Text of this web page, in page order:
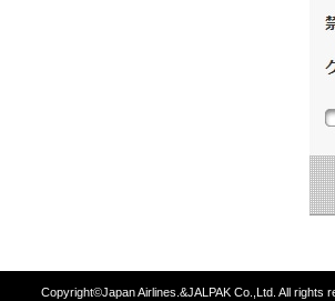
Copyright©Japan Airlines.&JALPAK Co.,Ltd. All rights